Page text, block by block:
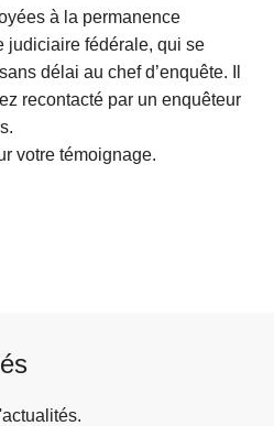
à la permanence
judiciaire fédérale, qui se
délai au chef d’enquête. Il
recontacté par un enquêteur
votre témoignage.